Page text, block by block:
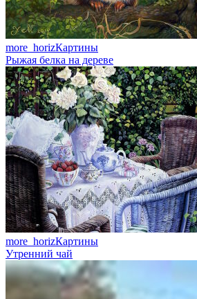
more_horizКартины
Рыжая белка на дереве
more_horizКартины
Утренний чай